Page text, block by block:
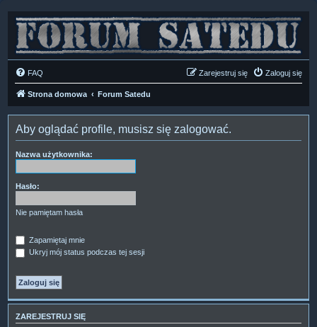
FAQ Zaloguj się
Zarejestruj się
Strona domowa Forum Satedu
Aby oglądać profile, musisz się zalogować.
Nazwa użytkownika:
Hasło:
Nie pamiętam hasła
Zapamiętaj mnie
Ukryj mój status podczas tej sesji
ZAREJESTRUJ SIĘ